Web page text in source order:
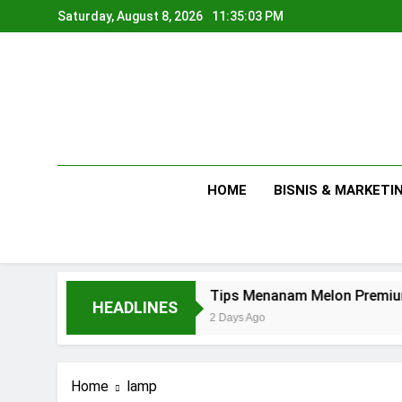
to
Saturday, August 8, 2026 11:35:03 PM
HOME BISNIS &
HEADLINES
Tips Menanam Melon Premium di
2 Days Ago
Home lamp